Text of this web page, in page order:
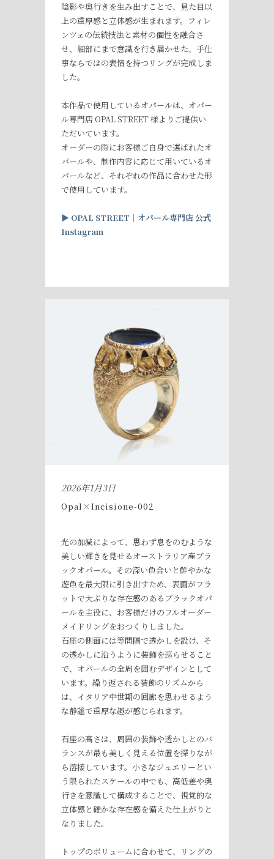
陰影や奥行きを生み出すことで、見た目以
上の重厚感と立体感が生まれます。フィレ
ンツェの伝統技法と素材の個性を融合さ
せ、細部にまで意識を行き届かせた、手仕
事ならではの表情を持つリングが完成しま
した。
本作品で使用しているオパールは、オパー
ル専門店 OPAL STREET 様よりご提供い
ただいています。
オーダーの際にお客様ご自身で選ばれたオ
パールや、制作内容に応じて用いているオ
パールなど、それぞれの作品に合わせた形
で使用しています。
▶︎ OPAL STREET ｜オパール専門店公式
Instagram
2026年1月3日
Opal×Incisione-002
光の加減によって、思わず息をのむような
美しい輝きを見せるオーストラリア産ブラ
ックオパール。その深い色合いと鮮やかな
遊色を最大限に引き出すため、表面がフラ
ットで大ぶりな存在感のあるブラックオパ
ールを主役に、お客様だけのフルオーダー
メイドリングをおつくりしました。
石座の側面には等間隔で透かしを設け、そ
の透かしに沿うように装飾を巡らせること
で、オパールの全周を囲むデザインとして
います。繰り返される装飾のリズムから
は、イタリア中世期の回廊を思わせるよう
な静謐で重厚な趣が感じられます。
石座の高さは、周囲の装飾や透かしとのバ
ランスが最も美しく見える位置を探りなが
ら溶接しています。小さなジュエリーとい
う限られたスケールの中でも、高低差や奥
行きを意識して構成することで、視覚的な
立体感と確かな存在感を備えた仕上がりと
なりました。
トップのボリュームに合わせて、リングの